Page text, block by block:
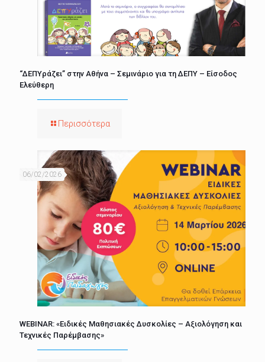
“ΔΕΠΥράζει” στην Αθήνα – Σεμινάριο για τη ΔΕΠΥ – Είσοδος
Ελεύθερη
Περισσότερα
06/02/2026
WEBINAR: «Ειδικές Μαθησιακές Δυσκολίες – Αξιολόγηση και
Τεχνικές Παρέμβασης»